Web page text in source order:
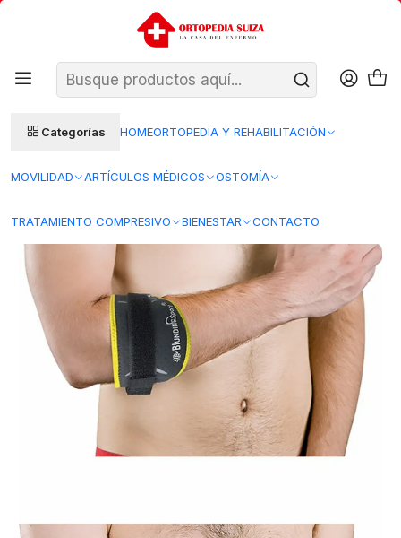
Categorías HOMEORTOPEDIA Y REHABILITACIÓN
MOVILIDAD ARTÍCULOS MÉDICOS OSTOMÍA
TRATAMIENTO COMPRESIVO BIENESTAR CONTACTO
SANTIAGO: ENTREGA AL DÍA HÁBIL SIGUIENTE (L–V)
REGIONES 48–72 HORAS HÁBILES
Ortopedia y Rehabilitacion Ortopedia Ortopedia Adulto
Codo HM-13N - Soporte Codo Neoprene Simple - Blunding